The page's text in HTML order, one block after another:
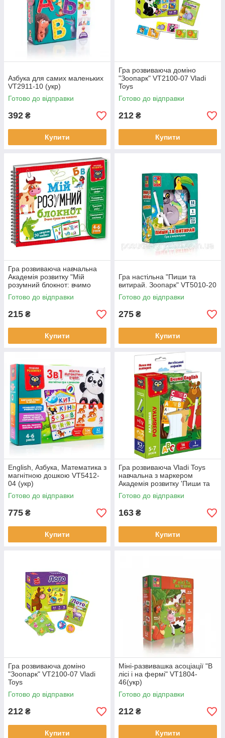
Азбука для самих маленьких
VT2911-10 (укр)
Готово до відправки
392 ₴
Купити
Гра розвиваюча доміно
"Зоопарк" VT2100-07 Vladi
Toys
Готово до відправки
212 ₴
Купити
Гра розвиваюча навчальна
Академія розвитку "Мій
розумний блокнот: вчимо
літери та читаємо" VT5001-
03 Vladi Toys
Готово до відправки
215 ₴
Купити
Гра настільна "Пиши та
витирай. Зоопарк" VT5010-20
Готово до відправки
275 ₴
Купити
English, Азбука, Математика з
магнітною дошкою VT5412-
04 (укр)
Готово до відправки
775 ₴
Купити
Гра розвиваюча Vladi Toys
навчальна з маркером
Академія розвитку 'Пиши та
витирай. Англійський
алфавіт' VT5010-23
Готово до відправки
163 ₴
Купити
Гра розвиваюча доміно
"Зоопарк" VT2100-07 Vladi
Toys
Готово до відправки
212 ₴
Купити
Міні-развивашка асоціації "В
лісі і на фермі" VT1804-
46(укр)
Готово до відправки
212 ₴
Купити